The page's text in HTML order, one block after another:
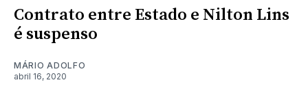
Contrato entre Estado e Nilton Lins
é suspenso
MÁRIO ADOLFO
abril 16, 2020